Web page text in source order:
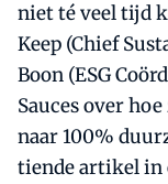
niet té veel tijd
Keep (Chief
Boon (ESG
Sauces over
naar 100%
tiende artikel in